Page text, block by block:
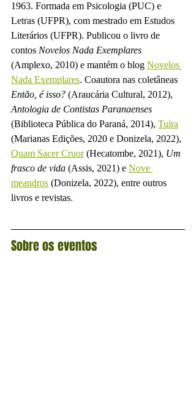
1963. Formada em Psicologia (PUC) e
Letras (UFPR), com mestrado em Estudos
Literários (UFPR). Publicou o livro de
contos Novelos Nada Exemplares
(Amplexo, 2010) e mantém o blog Novelos
Nada Exemplares. Coautora nas coletâneas
Então, é isso? (Araucária Cultural, 2012),
Antologia de Contistas Paranaenses
(Biblioteca Pública do Paraná, 2014), Tuíra
(Marianas Edições, 2020 e Donizela, 2022),
Quam Sacer Cruor (Hecatombe, 2021), Um
frasco de vida (Assis, 2021) e Nove
meandros (Donizela, 2022), entre outros
livros e revistas.
Sobre os eventos